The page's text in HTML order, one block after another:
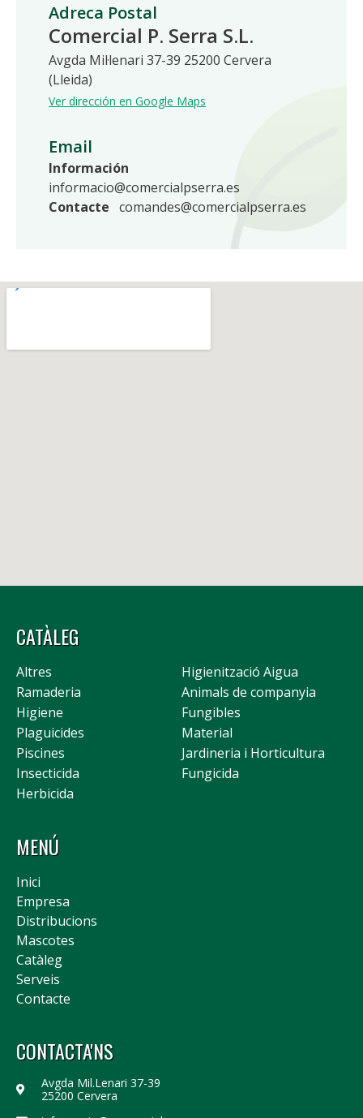
Adreca Postal
Comercial P. Serra S.L.
Avgda Mil·lenari 37-39 25200 Cervera
(Lleida)
Ver dirección en Google Maps
Email
Información
informacio@comercialpserra.es
Contacte comandes@comercialpserra.es
CATÀLEG
Altres
Higienització Aigua
Ramaderia
Animals de companyia
Higiene
Fungibles
Plaguicides
Material
Piscines
Jardineria i Horticultura
Insecticida
Fungicida
Herbicida
MENÚ
Inici
Empresa
Distribucions
Mascotes
Catàleg
Serveis
Contacte
CONTACTA'NS
Avgda Mil.Lenari 37-39
25200 Cervera